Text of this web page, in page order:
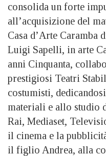
consolida un forte
all’acquisizione del
Casa d’Arte Caramba
Luigi Sapelli, in arte
anni Cinquanta,
prestigiosi Teatri
costumisti,
materiali e allo studio
Rai, Mediaset,
il cinema e la
il figlio Andrea, alla